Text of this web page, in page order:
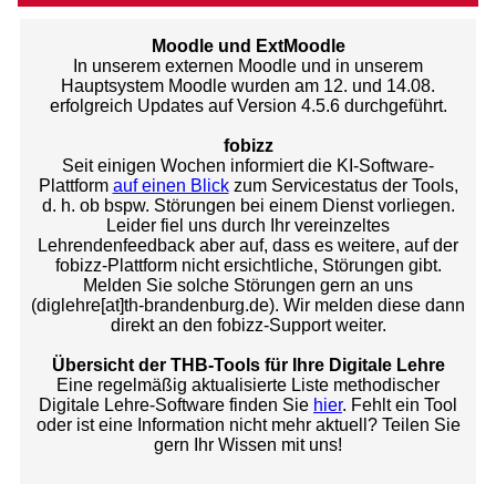
Moodle und ExtMoodle
In unserem externen Moodle und in unserem
Hauptsystem Moodle wurden am 12. und 14.08.
erfolgreich Updates auf Version 4.5.6 durchgeführt.
fobizz
Seit einigen Wochen informiert die KI-Software-
Plattform auf einen Blickzum Servicestatus der Tools,
d. h. ob bspw. Störungen bei einem Dienst vorliegen.
Leider fiel uns durch Ihr vereinzeltes
Lehrendenfeedback aber auf, dass es weitere, auf der
fobizz-Plattform nicht ersichtliche, Störungen gibt.
Melden Sie solche Störungen gern an uns
(diglehre[at]th-brandenburg.de). Wir melden diese dann
direkt an den fobizz-Support weiter.
Übersicht der THB-Tools für Ihre Digitale Lehre
Eine regelmäßig aktualisierte Liste methodischer
Digitale Lehre-Software finden Sie hier. Fehlt ein Tool
oder ist eine Information nicht mehr aktuell? Teilen Sie
gern Ihr Wissen mit uns!